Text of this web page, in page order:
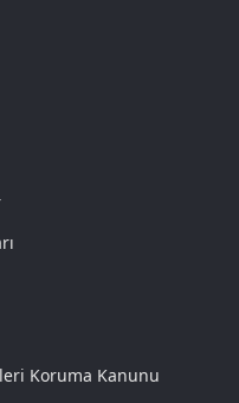
Koruma Kanunu